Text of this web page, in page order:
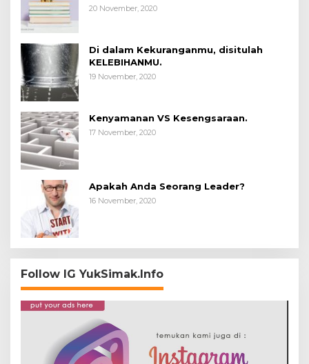
20 November, 2020
Di dalam Kekuranganmu, disitulah
KELEBIHANMU.
19 November, 2020
Kenyamanan VS Kesengsaraan.
17 November, 2020
Apakah Anda Seorang Leader?
16 November, 2020
Follow IG YukSimak.Info